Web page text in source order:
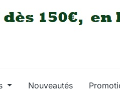
Nouveautés